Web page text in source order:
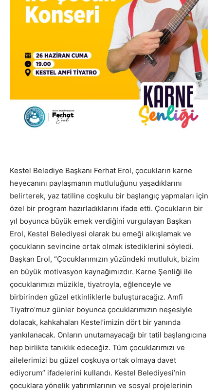
Kestel Belediye Başkanı Ferhat Erol, çocukların karne
heyecanını paylaşmanın mutluluğunu yaşadıklarını
belirterek, yaz tatiline coşkulu bir başlangıç yapmaları için
özel bir program hazırladıklarını ifade etti. Çocukların bir
yıl boyunca büyük emek verdiğini vurgulayan Başkan
Erol, Kestel Belediyesi olarak bu emeği alkışlamak ve
çocukların sevincine ortak olmak istediklerini söyledi.
Başkan Erol, “Çocuklarımızın yüzündeki mutluluk, bizim
en büyük motivasyon kaynağımızdır. Karne Şenliği ile
çocuklarımızı müzikle, tiyatroyla, eğlenceyle ve
birbirinden güzel etkinliklerle buluşturacağız. Amfi
Tiyatro’muz günler boyunca çocuklarımızın neşesiyle
dolacak, kahkahaları Kestel’imizin dört bir yanında
yankılanacak. Onların unutamayacağı bir tatil başlangıcına
hep birlikte tanıklık edeceğiz. Tüm çocuklarımızı ve
ailelerimizi bu güzel coşkuya ortak olmaya davet
ediyorum” ifadelerini kullandı. Kestel Belediyesi’nin
çocuklara yönelik yatırımlarının ve sosyal projelerinin